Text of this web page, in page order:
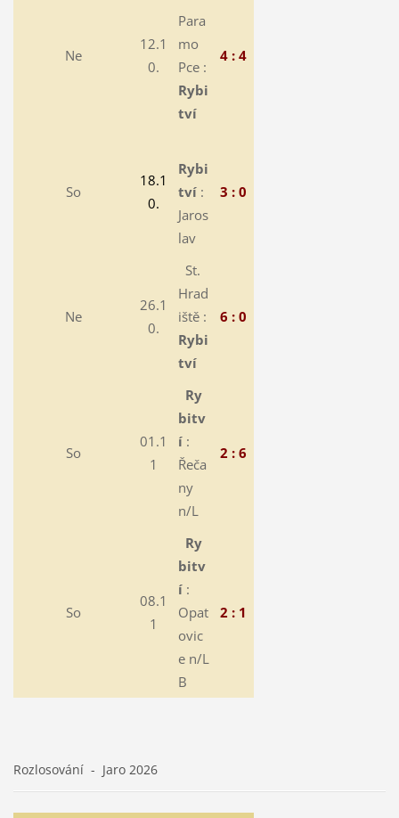
Ne
12.1
0.
Para
mo
Pce :
Rybi
tví
4 : 4
So
18.1
0.
Rybi
tví:
Jaros
lav
3 : 0
Ne
26.1
0.
St.
Hrad
iště :
Rybi
tví
6 : 0
So
01.1
1
Ry
bitv
í:
Řeča
ny
n/L
2 : 6
So
08.1
1
Ry
bitv
í:
Opat
ovic
e n/L
B
2 : 1
Rozlosování - Jaro 2026